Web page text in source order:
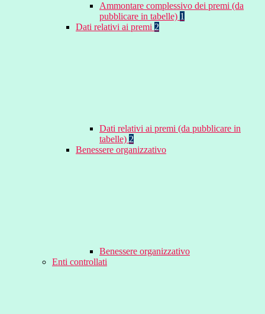
Ammontare complessivo dei premi (da
pubblicare in tabelle) 1
Dati relativi ai premi 2
Dati relativi ai premi (da pubblicare in
tabelle) 2
Benessere organizzativo
Benessere organizzativo
Enti controllati